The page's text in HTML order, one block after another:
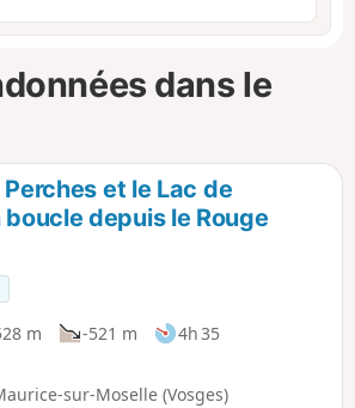
dans le
et le Lac de
depuis le Rouge
m -521 m
4h 35
sur-Moselle (Vosges)